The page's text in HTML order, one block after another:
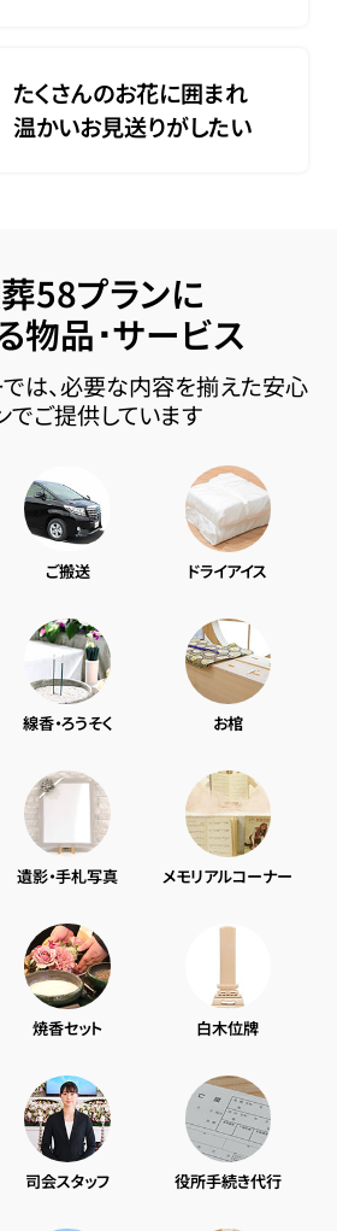
たくさんのお花に囲まれ
温かいお見送りがしたい
58プランに
物品･サービス
は、必要な内容を揃えた安心
でご提供しています
ご搬送 ドライアイス
線香・ろうそく お棺
遺影・手札写真 メモリアルコーナー
焼香セット 白木位牌
司会スタッフ 役所手続き代行